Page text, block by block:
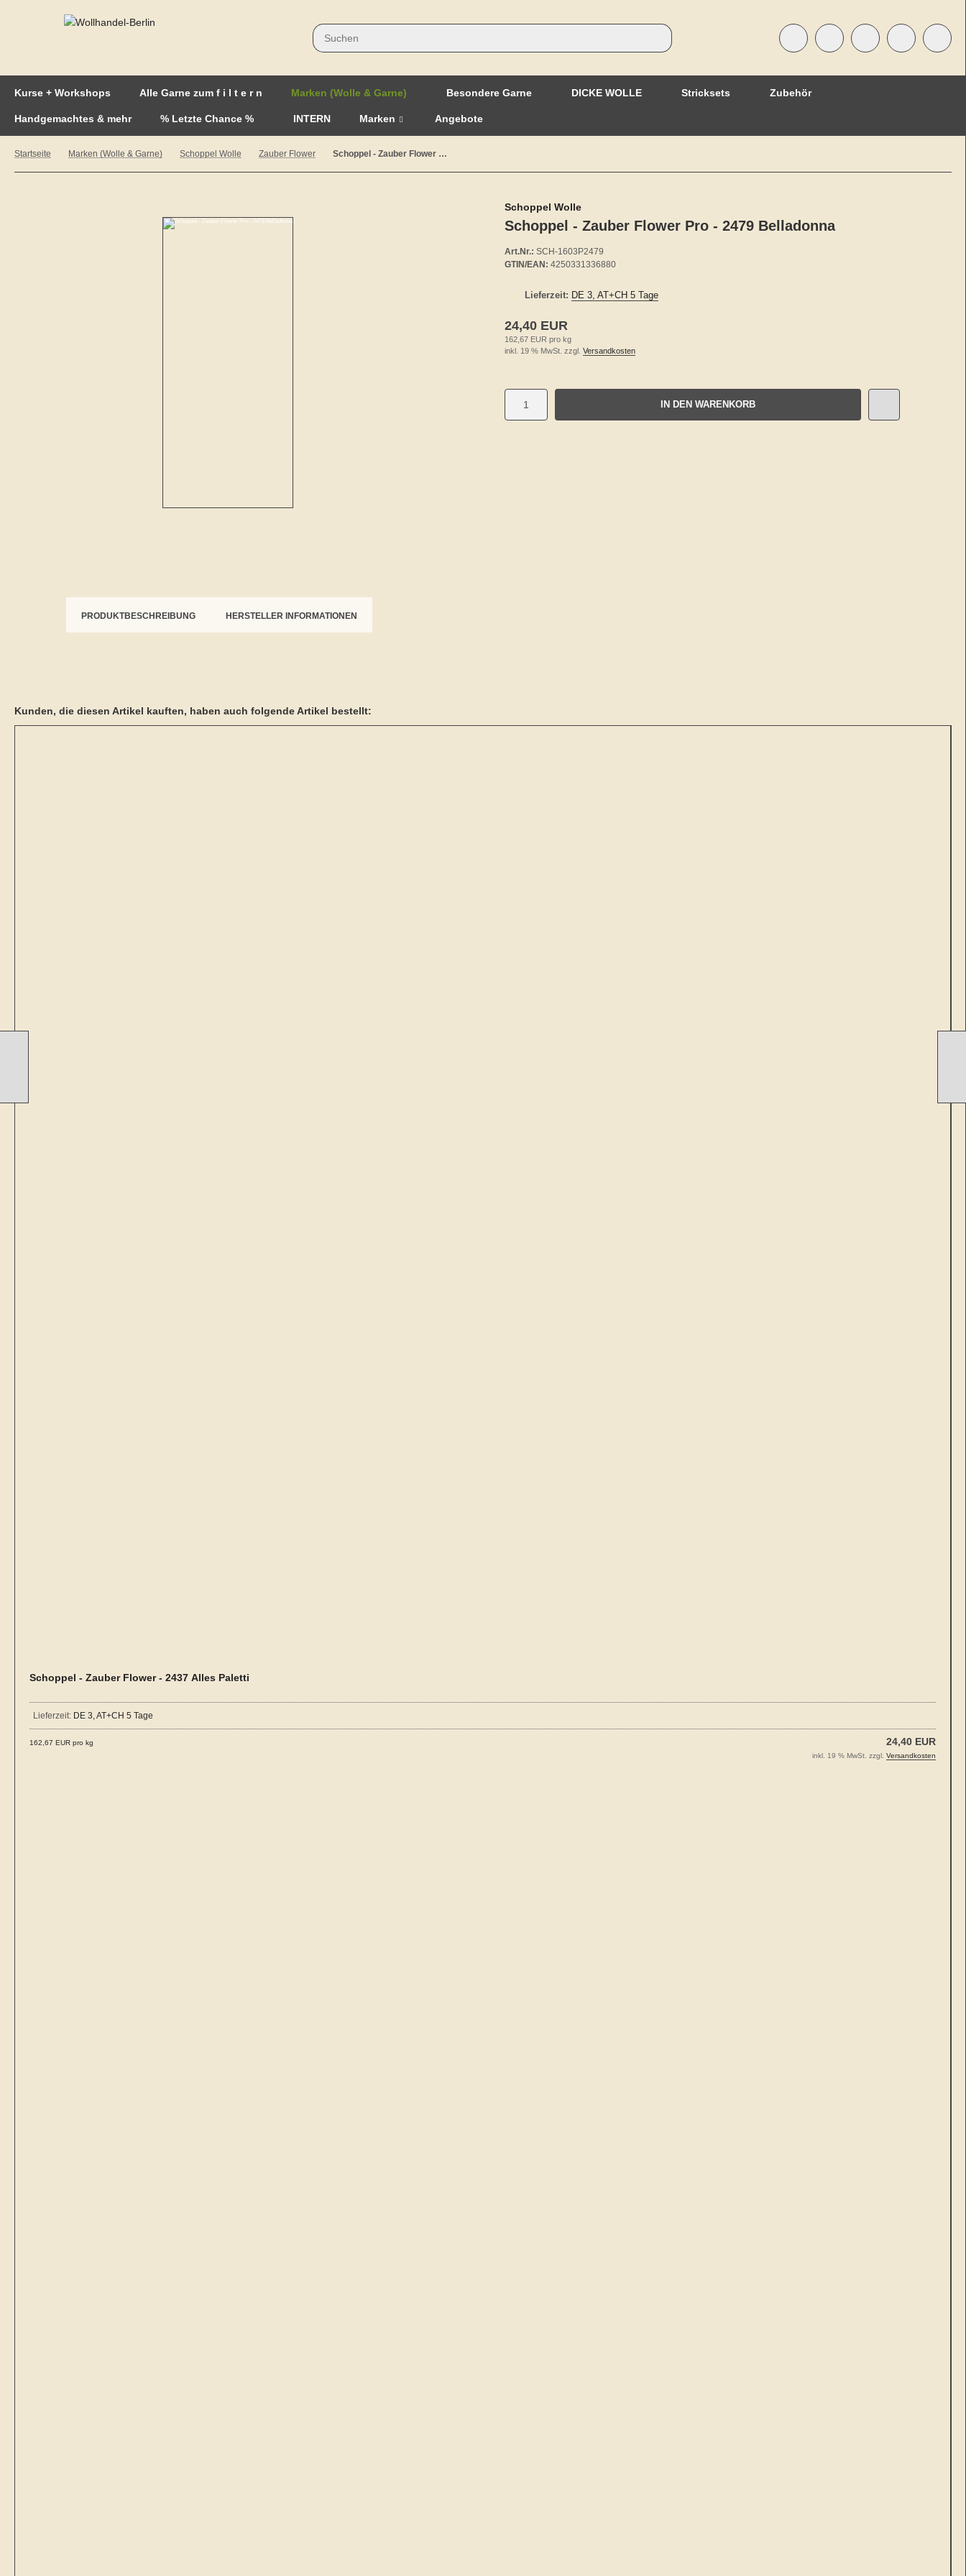
Kurse + Workshops Alle Garne zum f i l t e r n Marken (Wolle & Garne) Besondere Garne DICKE WOLLE Stricksets Zubehör
Handgemachtes & mehr % Letzte Chance % INTERN Marken Angebote
Startseite Marken (Wolle & Garne) Schoppel Wolle Zauber Flower Schoppel - Zauber Flower Pro - 2479 Belladonna
Schoppel Wolle
Schoppel - Zauber Flower Pro - 2479 Belladonna
Art.Nr.: SCH-1603P2479
GTIN/EAN: 4250331336880
Lieferzeit: DE 3, AT+CH 5 Tage
24,40 EUR
162,67 EUR pro kg
inkl. 19 % MwSt. zzgl. Versandkosten
IN DEN WARENKORB
PRODUKTBESCHREIBUNG HERSTELLER INFORMATIONEN
Kunden, die diesen Artikel kauften, haben auch folgende Artikel bestellt:
Schoppel - Zauber Flower - 2437 Alles Paletti
Lieferzeit: DE 3, AT+CH 5 Tage
24,40 EUR
162,67 EUR pro kg
inkl. 19 % MwSt. zzgl. Versandkosten